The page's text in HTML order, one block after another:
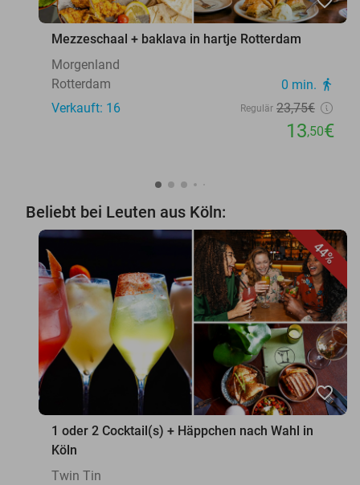
Mezzeschaal + baklava in hartje Rotterdam
Morgenland
Rotterdam
0 min. directions_walk
Verkauft: 16 Regulär 23,75€
13,50€
Beliebt bei Leuten aus Köln:
44%
favorite_border
1 oder 2 Cocktail(s) + Häppchen nach Wahl in
Köln
Twin Tin